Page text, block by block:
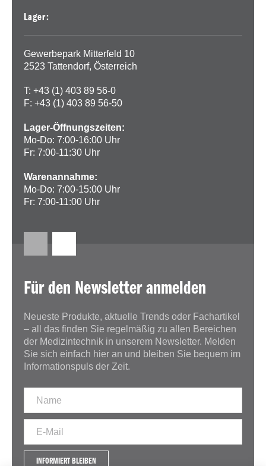
Lager:
Gewerbepark Mitterfeld 10
2523 Tattendorf, Österreich
T: +43 (1) 403 89 56-0
F: +43 (1) 403 89 56-50
Lager-Öffnungszeiten:
Mo-Do: 7:00-16:00 Uhr
Fr: 7:00-11:30 Uhr
Warenannahme:
Mo-Do: 7:00-15:00 Uhr
Fr: 7:00-11:00 Uhr
Für den Newsletter anmelden
Neueste Produkte, aktuelle Trends oder Fachartikel
– all das finden Sie regelmäßig zu allen Bereichen
der Medizintechnik in unserem Newsletter. Melden
Sie sich einfach hier an und bleiben Sie bequem im
Informationspuls der Zeit.
INFORMIERT BLEIBEN